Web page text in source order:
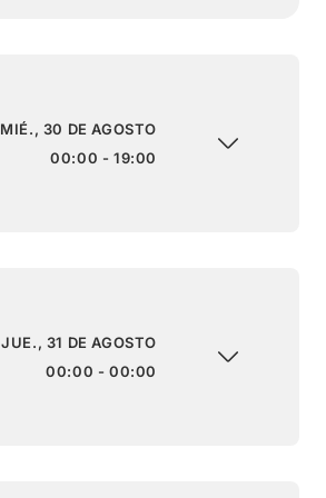
MIÉ., 30 DE AGOSTO
00:00 - 19:00
JUE., 31 DE AGOSTO
00:00 - 00:00